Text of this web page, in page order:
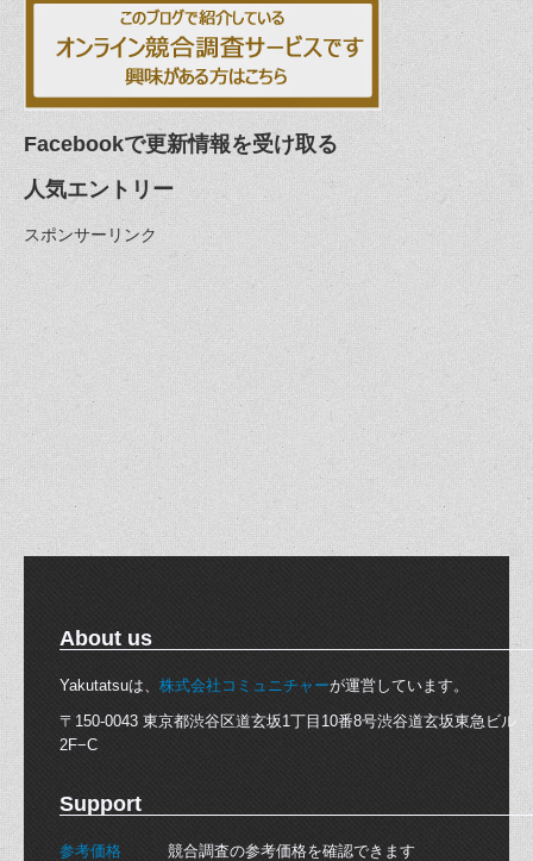
Facebookで更新情報を受け取る
人気エントリー
スポンサーリンク
About us
Yakutatsuは、 株式会社コミュニチャーが運営しています。
〒150-0043 東京都渋谷区道玄坂1丁目10番8号渋谷道玄坂東急ビル
2F−C
Support
参考価格 競合調査の参考価格を確認できます